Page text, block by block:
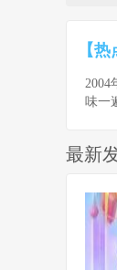
【
2004
味一
最新